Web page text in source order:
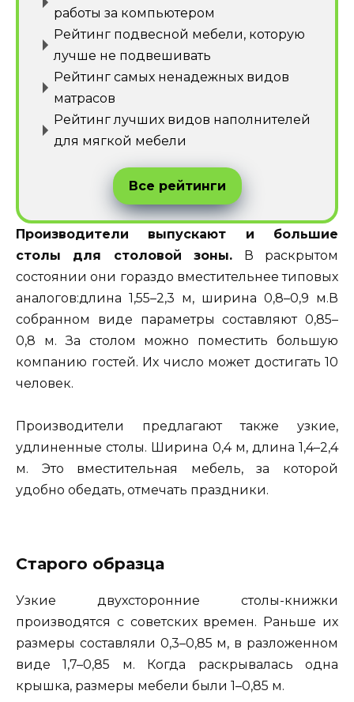
работы за компьютером
Рейтинг подвесной мебели, которую
лучше не подвешивать
Рейтинг самых ненадежных видов
матрасов
Рейтинг лучших видов наполнителей
для мягкой мебели
Все рейтинги
Производители выпускают и большие
столы для столовой зоны. В раскрытом
состоянии они гораздо вместительнее типовых
аналогов:длина 1,55–2,3 м, ширина 0,8–0,9 м.В
собранном виде параметры составляют 0,85–
0,8 м. За столом можно поместить большую
компанию гостей. Их число может достигать 10
человек.
Производители предлагают также узкие,
удлиненные столы. Ширина 0,4 м, длина 1,4–2,4
м. Это вместительная мебель, за которой
удобно обедать, отмечать праздники.
Старого образца
Узкие двухсторонние столы-книжки
производятся с советских времен. Раньше их
размеры составляли 0,3–0,85 м, в разложенном
виде 1,7–0,85 м. Когда раскрывалась одна
крышка, размеры мебели были 1–0,85 м.